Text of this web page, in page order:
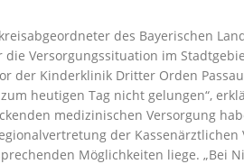
des Bayerischen
die Versorgungssituation im
der Kinderklinik Dritter Orden
heutigen Tag nicht gelungen“,
medizinischen Versorgung
der
Möglichkeiten liege. „Bei